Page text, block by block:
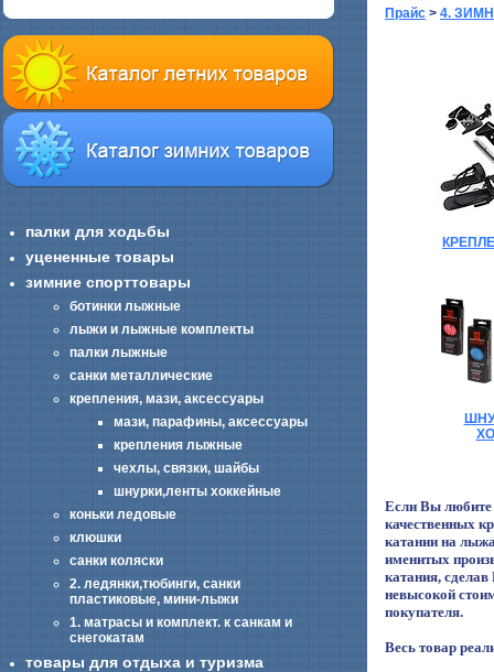
палки для ходьбы
уцененные товары
зимние спорттовары
ботинки лыжные
лыжи и лыжные комплекты
палки лыжные
санки металлические
крепления, мази, аксессуары
мази, парафины, аксессуары
крепления лыжные
чехлы, связки, шайбы
шнурки,ленты хоккейные
коньки ледовые
клюшки
санки коляски
2. ледянки,тюбинги, санки
пластиковые, мини-лыжи
1. матрасы и комплект. к санкам и
снегокатам
товары для отдыха и туризма
Прайс > 4.
Если Вы любите
качественных
катании на
именитых
катания,
невысокой
покупателя.
Весь товар